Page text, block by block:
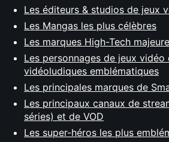
Les éditeurs & studios de jeux
Les Mangas les plus célèbres
Les marques High-Tech
Les personnages de jeux vidéo
vidéoludiques emblématiques
Les principales marques de
Les principaux canaux de
séries) et de VOD
Les super-héros les plus